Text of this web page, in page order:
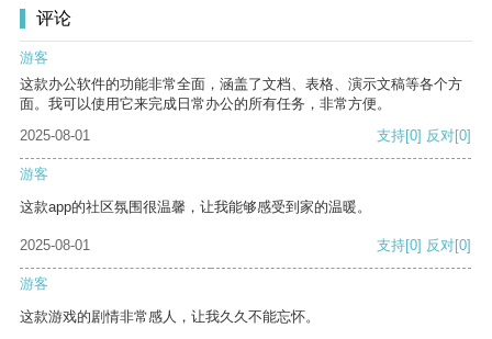
评论
游客
这款办公软件的功能非常全面，涵盖了文档、表格、演示文稿等各个方
面。我可以使用它来完成日常办公的所有任务，非常方便。
2025-08-01
支持[0] 反对[0]
游客
这款app的社区氛围很温馨，让我能够感受到家的温暖。
2025-08-01 支持[0] 反对[0]
游客
这款游戏的剧情非常感人，让我久久不能忘怀。